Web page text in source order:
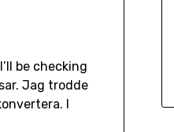
be checking
Jag trodde
I